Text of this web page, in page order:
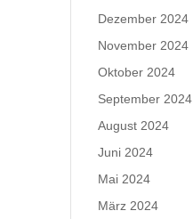
Dezember 2024
November 2024
Oktober 2024
September 2024
August 2024
Juni 2024
Mai 2024
März 2024